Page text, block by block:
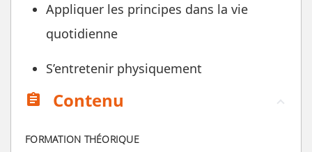
Appliquer les principes dans la vie
quotidienne
S’entretenir physiquement
assignment
Contenu
FORMATION THÉORIQUE